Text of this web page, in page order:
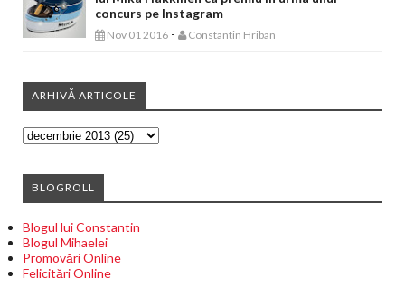
concurs pe Instagram
Nov 01 2016 - Constantin Hriban
ARHIVĂ ARTICOLE
BLOGROLL
Blogul lui Constantin
Blogul Mihaelei
Promovări Online
Felicitări Online